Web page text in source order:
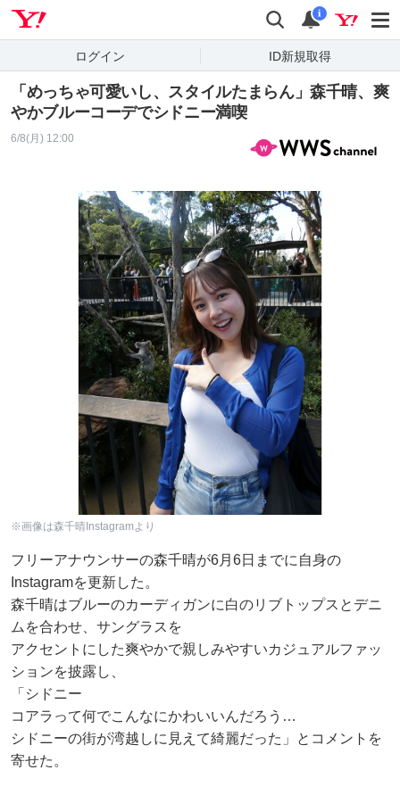
検索 通知
i
ログイン ID新規取得
「めっちゃ可愛いし、スタイルたまらん」森千晴、爽
やかブルーコーデでシドニー満喫
6/8(月) 12:00
※画像は森千晴Instagramより
フリーアナウンサーの森千晴が6月6日までに自身の
Instagramを更新した。
森千晴はブルーのカーディガンに白のリブトップスとデニ
ムを合わせ、サングラスを
アクセントにした爽やかで親しみやすいカジュアルファッ
ションを披露し、
「シドニー
コアラって何でこんなにかわいいんだろう…
シドニーの街が湾越しに見えて綺麗だった」とコメントを
寄せた。